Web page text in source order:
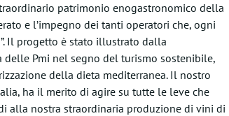
patrimonio enogastronomico della
e l’impegno dei tanti operatori che, ogni
Il progetto è stato illustrato dalla
delle Pmi nel segno del turismo sostenibile,
della dieta mediterranea. Il nostro
ha il merito di agire su tutte le leve che
alla nostra straordinaria produzione di vini di